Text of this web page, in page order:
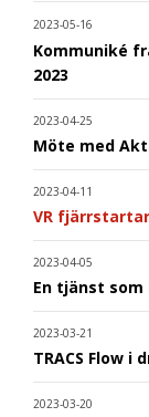
2023-05-16
Kommuniké
2023
2023-04-25
Möte med
2023-04-11
VR
2023-04-05
En tjänst som
2023-03-21
TRACS Flow i
2023-03-20